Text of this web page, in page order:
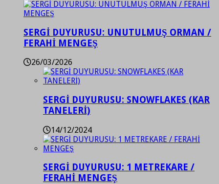
SERGİ DUYURUSU: UNUTULMUŞ ORMAN /
FERAHİ MENGEŞ
26/03/2026
SERGİ DUYURUSU: SNOWFLAKES (KAR
TANELERİ)
14/12/2024
SERGİ DUYURUSU: 1 METREKARE /
FERAHİ MENGEŞ